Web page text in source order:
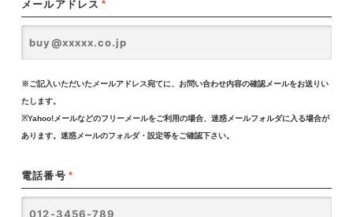
メールアドレス *
※ご記入いただいたメールアドレス宛てに、お問い合わせ内容の確認メールをお送りい
たします。
※Yahoo!メールなどのフリーメールをご利用の場合、迷惑メールフォルダに入る場合が
あります。迷惑メールのフォルダ・設定等をご確認下さい。
電話番号 *